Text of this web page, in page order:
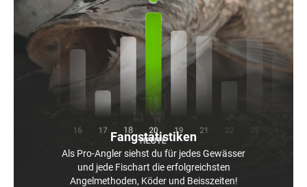
Fangstatistiken
Als Pro-Angler siehst du für jedes Gewässer
und jede Fischart die erfolgreichsten
Angelmethoden, Köder und Beisszeiten!